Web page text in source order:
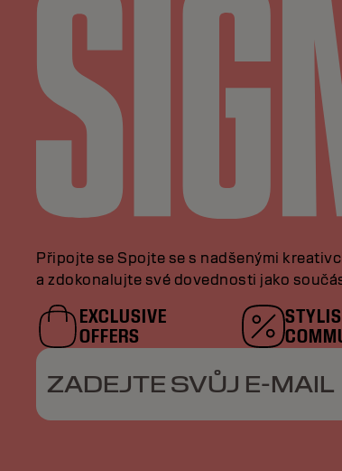
Připojte se Spojte se s nadšenými
a zdokonalujte své dovednosti jako
EXCLUSIVE
OFFERS
ZADEJTE SVŮJ E-MAIL